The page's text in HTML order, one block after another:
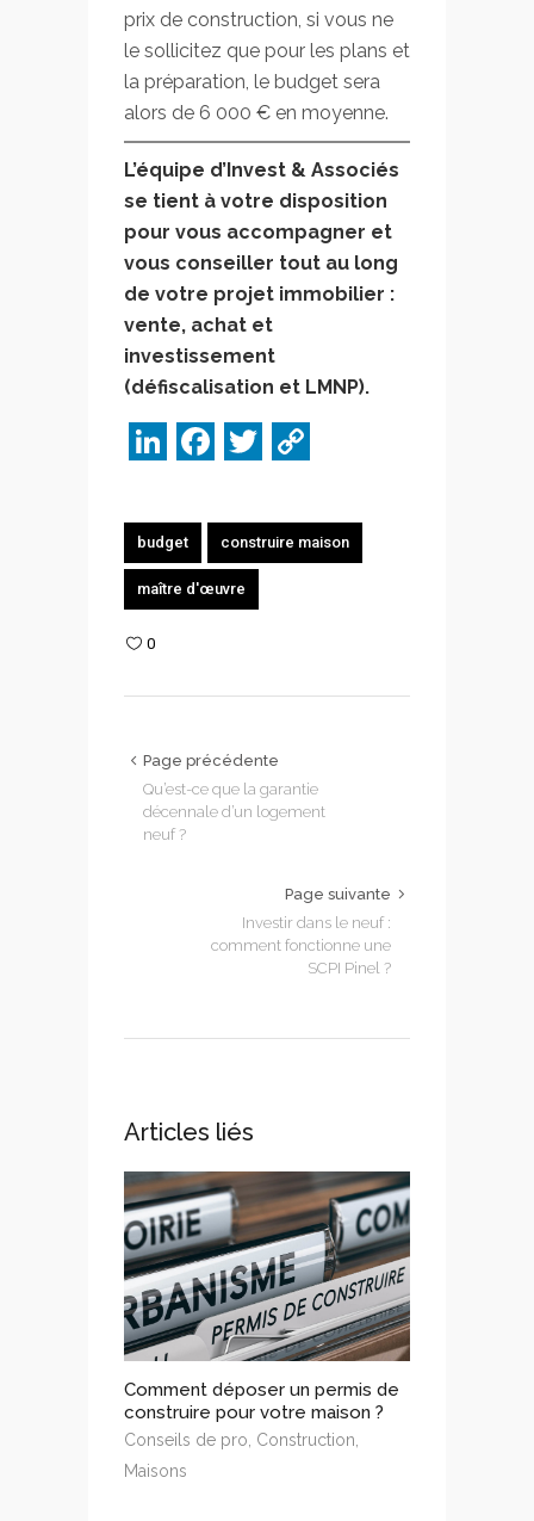
prix de construction, si vous ne
le sollicitez que pour les plans et
la préparation, le budget sera
alors de 6 000 € en moyenne.
L’équipe d’Invest & Associés
se tient à votre disposition
pour vous accompagner et
vous conseiller tout au long
de votre projet immobilier :
vente, achat et
investissement
(défiscalisation et LMNP).
LinkedIn
Facebook
Twitter
budget construire maison
maître d'œuvre
0
Page précédente
Qu’est-ce que la garantie
décennale d’un logement
neuf ?
Page suivante
Investir dans le neuf :
comment fonctionne une
SCPI Pinel ?
Articles liés
Comment déposer un permis de
construire pour votre maison ?
Conseils de pro Construction
Maisons